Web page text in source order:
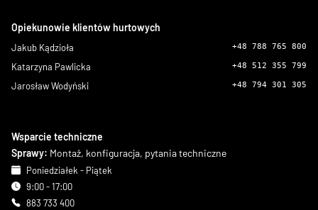
Opiekunowie klientów hurtowych
Jakub Kądzioła +48 788 765 800
Katarzyna Pawlicka +48 512 355 799
Jarosław Wodyński +48 794 301 305
Wsparcie techniczne
Sprawy: Montaż, konfiguracja, pytania techniczne
Poniedziałek - Piątek
9:00 - 17:00
883 733 400